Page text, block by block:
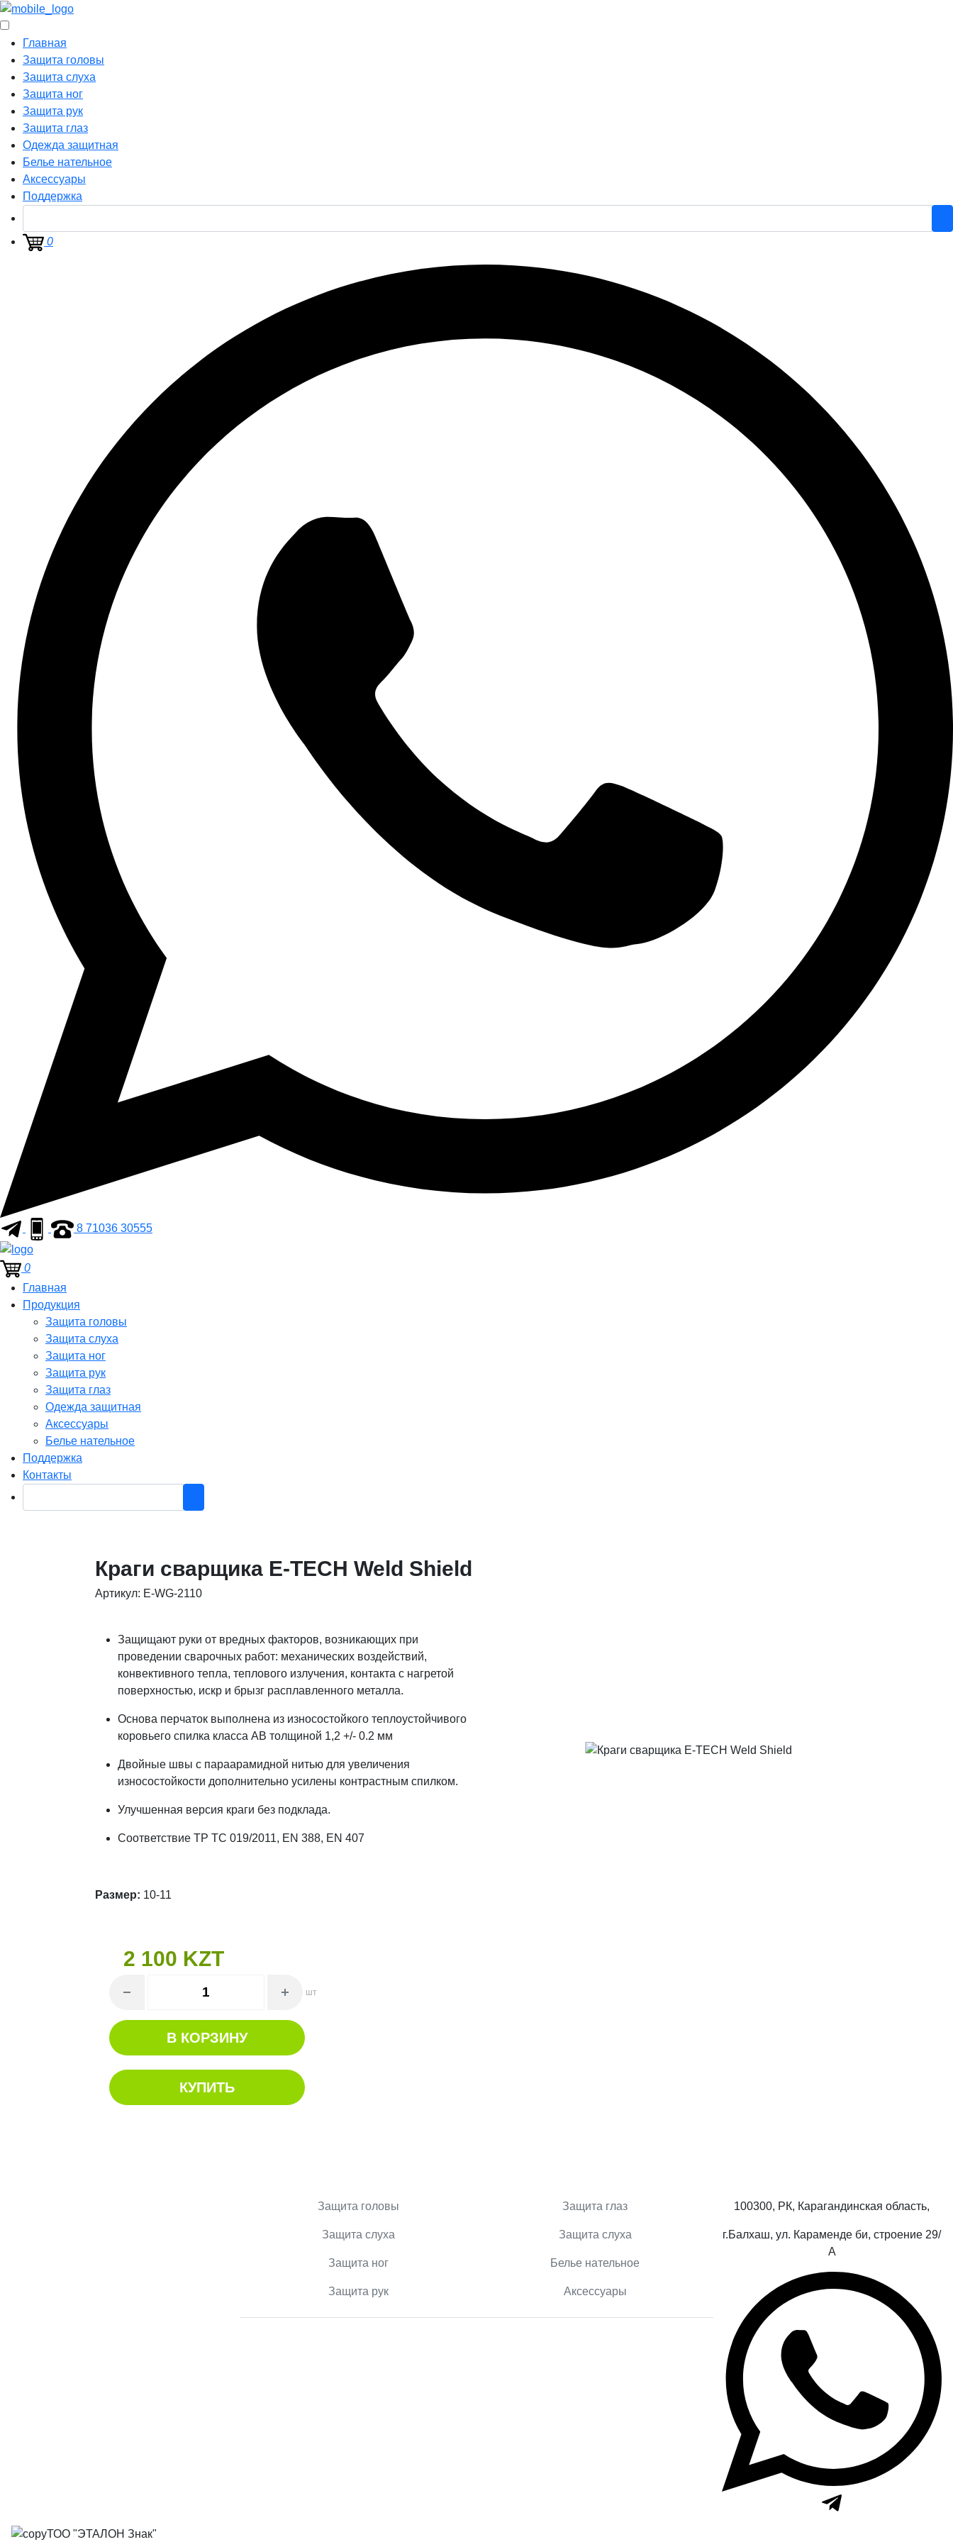
Главная
Защита головы
Защита слуха
Защита ног
Защита рук
Защита глаз
Одежда защитная
Белье нательное
Аксессуары
Поддержка
0
8 71036 30555
0
Главная
Продукция
Защита головы
Защита слуха
Защита ног
Защита рук
Защита глаз
Одежда защитная
Аксессуары
Белье нательное
Поддержка
Контакты
Краги сварщика E-TECH Weld Shield
Артикул: E-WG-2110
Защищают руки от вредных факторов, возникающих при
проведении сварочных работ: механических воздействий,
конвективного тепла, теплового излучения, контакта с нагретой
поверхностью, искр и брызг расплавленного металла.
Основа перчаток выполнена из износостойкого теплоустойчивого
коровьего спилка класса АB толщиной 1,2 +/- 0.2 мм
Двойные швы с параарамидной нитью для увеличения
износостойкости дополнительно усилены контрастным спилком.
Улучшенная версия краги без подклада.
Соответствие ТР ТС 019/2011, EN 388, EN 407
Размер: 10-11
2 100 KZT
шт
В КОРЗИНУ
КУПИТЬ
Защита головы
Защита слуха
Защита ног
Защита рук
Защита глаз
Защита слуха
Белье нательное
Аксессуары
100300, РК, Карагандинская область,
г.Балхаш, ул. Караменде би, строение 29/
А
ТОО "ЭТАЛОН Знак"